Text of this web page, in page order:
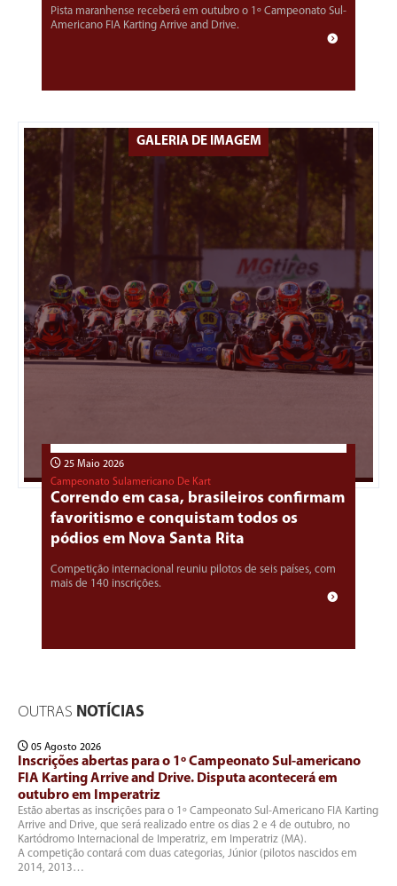
Pista maranhense receberá em outubro o 1º Campeonato Sul-
Americano FIA Karting Arrive and Drive.
GALERIA DE IMAGEM
25 Maio 2026
Campeonato Sulamericano De Kart
Correndo em casa, brasileiros confirmam
favoritismo e conquistam todos os
pódios em Nova Santa Rita
Competição internacional reuniu pilotos de seis países, com
mais de 140 inscrições.
OUTRAS NOTÍCIAS
05 Agosto 2026
Inscrições abertas para o 1º Campeonato Sul-americano
FIA Karting Arrive and Drive. Disputa acontecerá em
outubro em Imperatriz
Estão abertas as inscrições para o 1º Campeonato Sul-Americano FIA Karting
Arrive and Drive, que será realizado entre os dias 2 e 4 de outubro, no
Kartódromo Internacional de Imperatriz, em Imperatriz (MA).
A competição contará com duas categorias, Júnior (pilotos nascidos em
2014, 2013…